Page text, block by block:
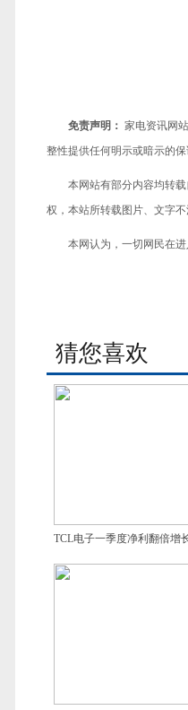
免责声明： 家电资讯网
整性提供任何明示或暗示的
本网站有部分内容均转
权，本站所转载图片、文字
本网认为，一切网民在
猜您喜欢
TCL电子一季度净利翻倍增